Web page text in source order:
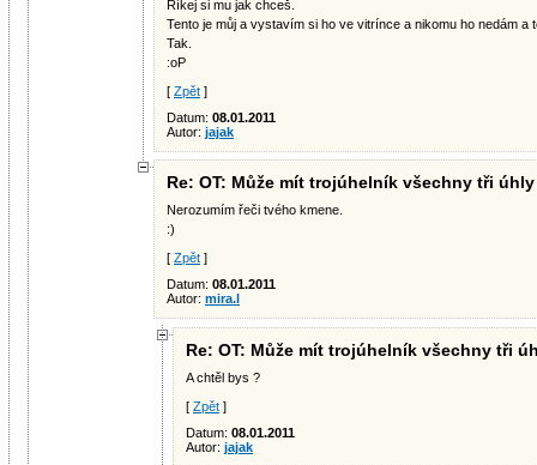
Říkej si mu jak chceš.
Tento je můj a vystavím si ho ve vitrínce a nikomu ho nedám
Tak.
:oP
[ Zpět ]
Datum: 08.01.2011
Autor: jajak
Re: OT: Může mít trojúhelník všechny tři
Nerozumím řeči tvého kmene.
:)
[ Zpět ]
Datum: 08.01.2011
Autor: mira.l
Re: OT: Může mít trojúhelník všechny tři
A chtěl bys ?
[ Zpět ]
Datum: 08.01.2011
Autor: jajak